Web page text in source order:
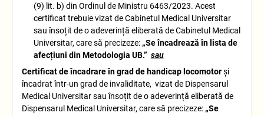
(9) lit. b) din Ordinul de Ministru 6463/2023. Acest
certificat trebuie vizat de Cabinetul Medical Universitar
sau însoțit de o adeverință eliberată de Cabinetul Medical
Universitar, care să precizeze: „Se încadrează în lista de
afecțiuni din Metodologia UB.” sau
Certificat de încadrare în grad de handicap locomotorși
încadrat într-un grad de invaliditate, vizat de Dispensarul
Medical Universitar sau însoțit de o adeverință eliberată de
Dispensarul Medical Universitar, care să precizeze: „Se